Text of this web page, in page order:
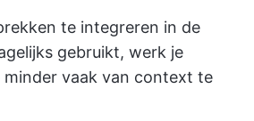
te integreren in de
gebruikt, werk je
minder vaak van context te